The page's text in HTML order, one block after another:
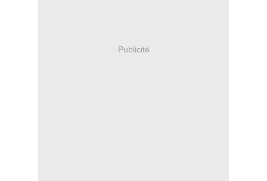
Publicité